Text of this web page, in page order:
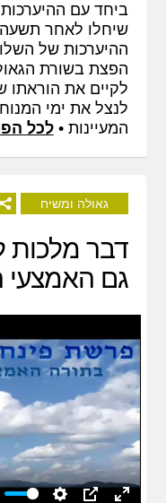
ביחד עם
שיחלו לאחר
ההיערכות של
הפצת בשורת
לקיים את
לנצל את ימי
המעיינות •לכל
גאולה ומשיח
דבר מלכות
גם האמצעי